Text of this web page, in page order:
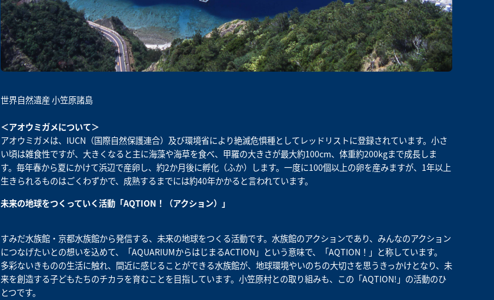
世界自然遺産 小笠原諸島
＜アオウミガメについて＞
アオウミガメは、IUCN（国際自然保護連合）及び環境省により絶滅危惧種としてレッドリストに登録されています。小さ
い頃は雑食性ですが、大きくなると主に海藻や海草を食べ、甲羅の大きさが最大約100cm、体重約200kgまで成長しま
す。毎年春から夏にかけて浜辺で産卵し、約2か月後に孵化（ふか）します。一度に100個以上の卵を産みますが、1年以上
生きられるものはごくわずかで、成熟するまでには約40年かかると言われています。
未来の地球をつくっていく活動「AQTION！（アクション）」
すみだ水族館・京都水族館から発信する、未来の地球をつくる活動です。水族館のアクションであり、みんなのアクション
につなげたいとの想いを込めて、「AQUARIUMからはじまるACTION」という意味で、「AQTION！」と称しています。
多彩ないきものの生活に触れ、間近に感じることができる水族館が、地球環境やいのちの大切さを思うきっかけとなり、未
来を創造する子どもたちのチカラを育むことを目指しています。小笠原村との取り組みも、この「AQTION!」の活動のひ
とつです。